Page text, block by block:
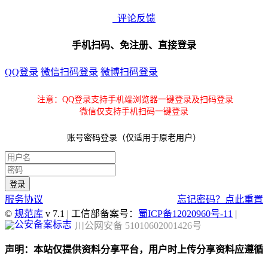
评论反馈
手机扫码、免注册、直接登录
QQ登录 微信扫码登录 微博扫码登录
注意：QQ登录支持手机端浏览器一键登录及扫码登录
微信仅支持手机扫码一键登录
账号密码登录（仅适用于原老用户）
服务协议
忘记密码？点此重置
© 规范库 v 7.1 | 工信部备案号： 蜀ICP备12020960号-11 |
川公网安备 51010602001426号
声明：本站仅提供资料分享平台，用户时上传分享资料应遵循